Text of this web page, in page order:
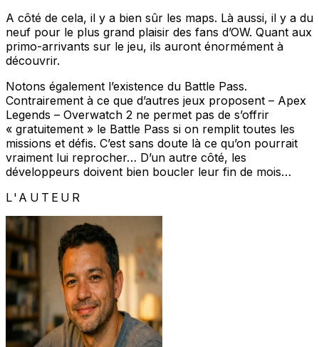
A côté de cela, il y a bien sûr les maps. Là aussi, il y a du
neuf pour le plus grand plaisir des fans d’OW. Quant aux
primo-arrivants sur le jeu, ils auront énormément à
découvrir.
Notons également l’existence du Battle Pass.
Contrairement à ce que d’autres jeux proposent – Apex
Legends – Overwatch 2 ne permet pas de s’offrir
« gratuitement » le Battle Pass si on remplit toutes les
missions et défis. C’est sans doute là ce qu’on pourrait
vraiment lui reprocher… D’un autre côté, les
développeurs doivent bien boucler leur fin de mois…
L'AUTEUR